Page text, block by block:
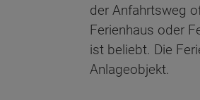
der Anfahrtsweg
Ferienhaus oder
ist beliebt. Die
Anlageobjekt.